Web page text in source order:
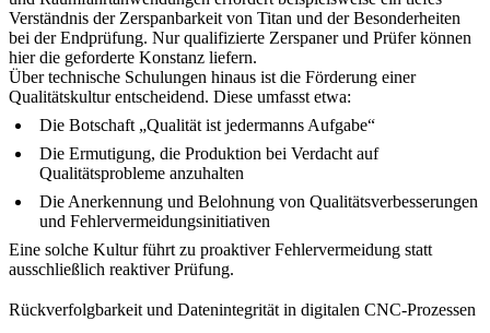
Verständnis der Zerspanbarkeit von Titan und der Besonderheiten
bei der Endprüfung. Nur qualifizierte Zerspaner und Prüfer können
hier die geforderte Konstanz liefern.
Über technische Schulungen hinaus ist die Förderung einer
Qualitätskultur entscheidend. Diese umfasst etwa:
Die Botschaft „Qualität ist jedermanns Aufgabe“
Die Ermutigung, die Produktion bei Verdacht auf
Qualitätsprobleme anzuhalten
Die Anerkennung und Belohnung von Qualitätsverbesserungen
und Fehlervermeidungsinitiativen
Eine solche Kultur führt zu proaktiver Fehlervermeidung statt
ausschließlich reaktiver Prüfung.
Rückverfolgbarkeit und Datenintegrität in digitalen CNC-Prozessen